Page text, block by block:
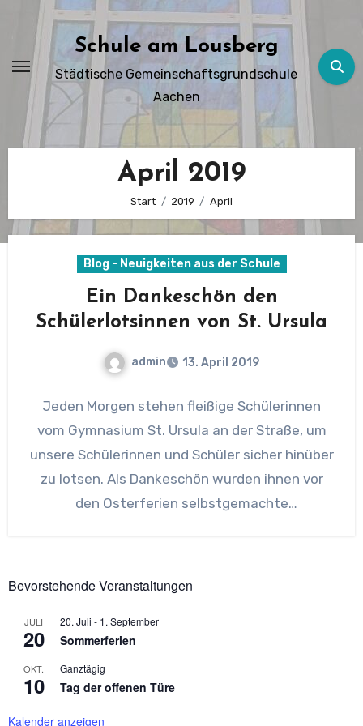
springen
Schule am Lousberg
Städtische Gemeinschaftsgrundschule
Aachen
April 2019
Start 2019 April
Blog - Neuigkeiten aus der Schule
Ein Dankeschön den
Schülerlotsinnen von St. Ursula
admin 13. April 2019
Jeden Morgen stehen fleißige Schülerinnen
vom Gymnasium St. Ursula an der Straße, um
unsere Schülerinnen und Schüler sicher hinüber
zu lotsen. Als Dankeschön wurden ihnen vor
den Osterferien selbstgemachte
Bevorstehende Veranstaltungen
JULI
20
20. Juli - 1. September
Sommerferien
OKT.
10
Ganztägig
Tag der offenen Türe
Kalender anzeigen